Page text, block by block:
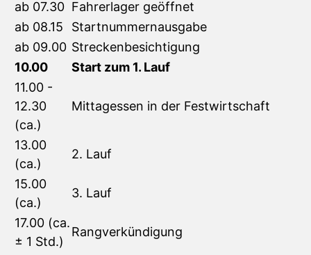
ab 07.30 Fahrerlager geöffnet
ab 08.15
Startnummernausgabe
ab 09.00 Streckenbesichtigung
10.00
Start zum 1. Lauf
11.00 -
12.30
(ca.)
Mittagessen in der Festwirtschaft
13.00
(ca.)
2. Lauf
15.00
(ca.)
3. Lauf
17.00 (ca.
± 1 Std.)
Rangverkündigung